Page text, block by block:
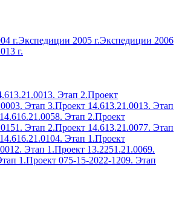
г.Экспедиции 2005 г.Экспедиции 2006
г.
Этап 2.Проект
Этап 3.Проект 14.613.21.0013. Этап
Этап 2.Проект
Этап 2.Проект 14.613.21.0077. Этап
Этап 1.Проект
Этап 1.Проект 13.2251.21.0069.
1.Проект 075-15-2022-1209. Этап